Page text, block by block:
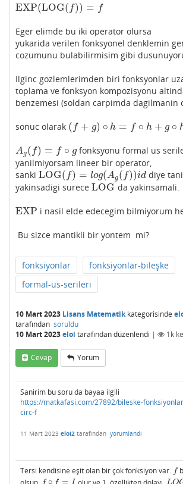
EXP(LOG( f)) = f
EXP(LOG(f))=f
Eger elimde bu iki operator olursa
yukarida verilen fonksyonel denklemin
cozumunu bulabilirmisim gibi
Ilginc gozlemlerimden biri fonksyonlar
toplama ve fonksyon kompozisyonu
benzemesi (soldan carpimda dagilmanin
sonuc olarak ( f + g) ∘ h = f ∘ h + g ∘
(f + g)∘ h= f∘ h+ g∘ h
Ag( f) = f ∘ g
Ag(f =f ∘g
fonksyonu formal us
yanilmiyorsam lineer bir operator,
sanki LOG( f) = log(Ag( f))id
LOG(f)= lo (A g(f))id diye
yakinsadigi surece LOG
LOG da yakinsamali.
EXP
EXP i nasil elde edecegim bilmiyorum
Bu sizce mantikli bir yontem mi?
fonksiyonlar
fonksiyonlar-bileşke
formal-us-serileri
10 Mart 2023 Lisans Matematikkategorisinde
tarafından soruldu
10 Mart 2023eloi tarafındandüzenlendi | 1k
Cevap Yorum
Sanirim bu soru da bayaa ilgili
https://matkafasi.com/27892/bileske-
circ-f
11 Mart 2023 eloi2 tarafından yorumlandı
Tersi kendisine eşit olan bir çok fonksiyon var. f
f
olsun.
f ∘ f = I olur ve 1. özellikten dolayı,LO